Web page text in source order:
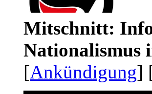
Mitschnitt:
Nationalismus
[Ankündigung]